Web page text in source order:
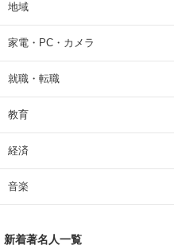
地域
家電・PC・カメラ
就職・転職
教育
経済
音楽
新着著名人一覧